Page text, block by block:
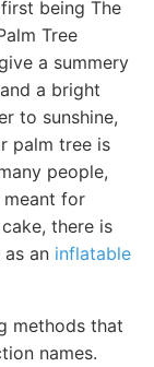
being The
Tree
a summery
a bright
to sunshine,
palm tree is
people,
for
there is
an inflatable
methods that
names.